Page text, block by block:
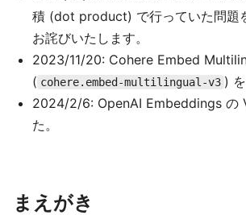
積 (dot product) で行っていた問題
お詫びいたします。
2023/11/20: Cohere Embed
( cohere.embed-multilingual-v3 )
2024/2/6: OpenAI Embeddings の
た。
まえがき